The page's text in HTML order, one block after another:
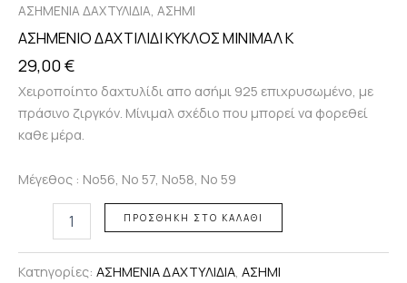
ΑΣΗΜΕΝΙΑ ΔΑΧΤΥΛΙΔΙΑ, ΑΣΗΜΙ
ΑΣΗΜΕΝΙΟ ΔΑΧΤΙΛΙΔΙ ΚΥΚΛΟΣ ΜΙΝΙΜΑΛ Κ
29,00€
Χειροποίητο δαχτυλίδι απο ασήμι 925 επιχρυσωμένο, με
πράσινο ζιργκόν. Μίνιμαλ σχέδιο που μπορεί να φορεθεί
καθε μέρα.
Μέγεθος : Νο56, Νο 57, Νο58, Νο 59
ΠΡΟΣΘΉΚΗ ΣΤΟ ΚΑΛΆΘΙ
Κατηγορίες: ΑΣΗΜΕΝΙΑ ΔΑΧΤΥΛΙΔΙΑ ΑΣΗΜΙ